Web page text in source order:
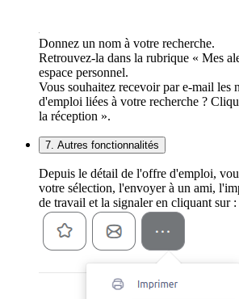
Donnez un nom à votre recherche.
Retrouvez-la dans la rubrique « Mes
espace personnel.
Vous souhaitez recevoir par e-mail les
d'emploi liées à votre recherche ?
la réception ».
7. Autres fonctionnalités
Depuis le détail de l'offre d'emploi,
votre sélection, l'envoyer à un ami,
de travail et la signaler en cliquant sur :